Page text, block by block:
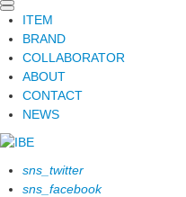
ITEM
BRAND
COLLABORATOR
ABOUT
CONTACT
NEWS
sns_twitter
sns_facebook